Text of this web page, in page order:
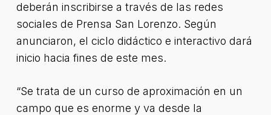
deberán inscribirse a través de las redes
sociales de Prensa San Lorenzo. Según
anunciaron, el ciclo didáctico e interactivo dará
inicio hacia fines de este mes.
“Se trata de un curso de aproximación en un
campo que es enorme y va desde la